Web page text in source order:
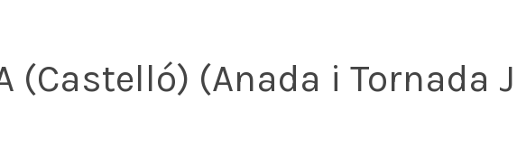
(Castelló) (Anada i Tornada